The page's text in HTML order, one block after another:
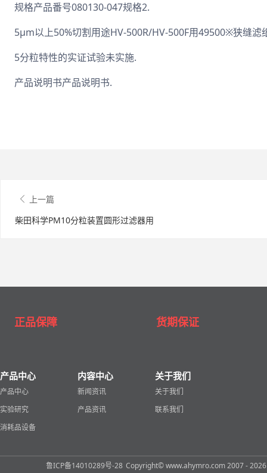
规格产品番号080130-047规格2.
5μm以上50%切割用途HV-500R/HV-500F用49500※狭缝滤
5分粒特性的实证试验未实施.
产品说明书产品说明书.
上一篇
柴田科学PM10分粒装置圆形过滤器用
正品保障 货期保证
产品中心
产品中心
实验研究
消耗品设备
内容中心
新闻资讯
产品资讯
关于我们
关于我们
联系我们
鲁ICP备14010289号-28 Copyright© www.ahymro.com 2007 - 2026